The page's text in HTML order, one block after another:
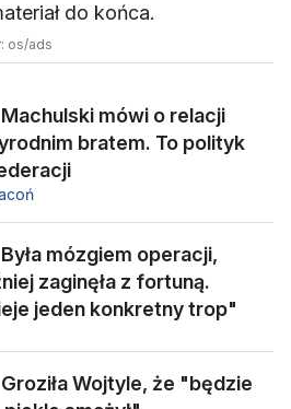
do końca.
os/ads
Machulski mówi o relacji
bratem. To polityk
Była mózgiem operacji,
zaginęła z fortuną.
jeden konkretny trop"
Groziła Wojtyle, że "będzie